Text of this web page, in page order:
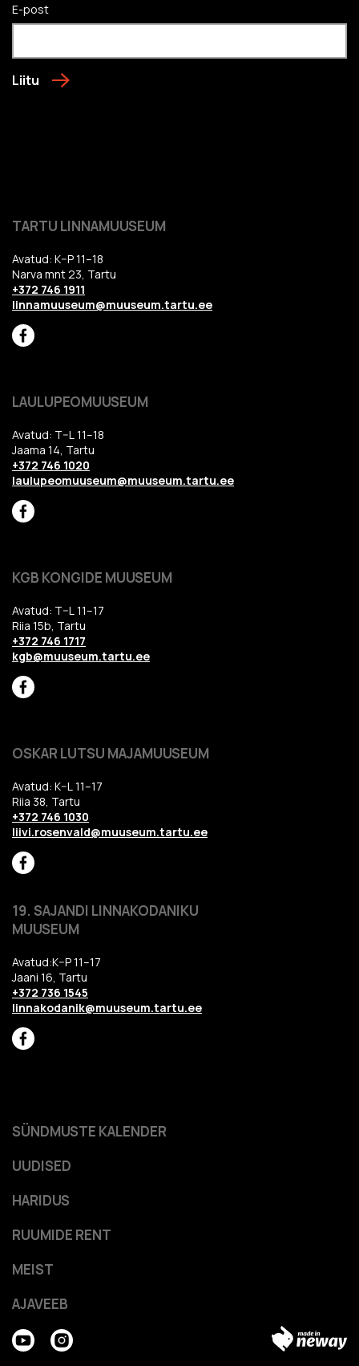
E-post
Liitu
TARTU LINNAMUUSEUM
Avatud: K–P 11–18
Narva mnt 23, Tartu
+372 746 1911
linnamuuseum@muuseum.tartu.ee
LAULUPEOMUUSEUM
Avatud: T–L 11–18
Jaama 14, Tartu
+372 746 1020
laulupeomuuseum@muuseum.tartu.ee
KGB KONGIDE MUUSEUM
Avatud: T–L 11–17
Riia 15b, Tartu
+372 746 1717
kgb@muuseum.tartu.ee
OSKAR LUTSU MAJAMUUSEUM
Avatud: K–L 11–17
Riia 38, Tartu
+372 746 1030
liivi.rosenvald@muuseum.tartu.ee
19. SAJANDI LINNAKODANIKU
MUUSEUM
Avatud:K–P 11–17
Jaani 16, Tartu
+372 736 1545
linnakodanik@muuseum.tartu.ee
HARIDUS
RUUMIDE RENT
MEIST
AJAVEEB
SÜNDMUSTE KALENDER
UUDISED